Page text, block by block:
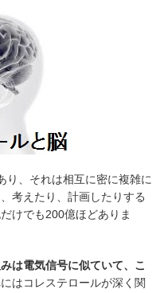
り、それは相互に密に複雑に
考えたり、計画したりする
けでも200億ほどありま
は電気信号に似ていて、こ
はコレステロールが深く関